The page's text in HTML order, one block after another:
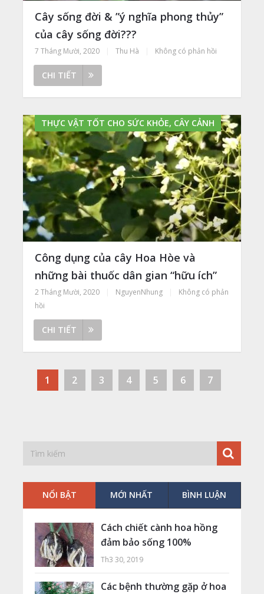
Cây sống đời & ”ý nghĩa phong thủy”
của cây sống đời???
7 Tháng Mười, 2020 Thu Hà Không có phản hồi
CHI TIẾT
THỰC VẬT TỐT CHO SỨC KHỎE, CÂY CẢNH
Công dụng của cây Hoa Hòe và
những bài thuốc dân gian “hữu ích”
2 Tháng Mười, 2020 NguyenNhung
Không có phản
hồi
CHI TIẾT
1 2 3 4 5 6 7
NỔI BẬT MỚI NHẤT BÌNH LUẬN
Cách chiết cành hoa hồng
đảm bảo sống 100%
Th3 30, 2019
Các bệnh thường gặp ở hoa